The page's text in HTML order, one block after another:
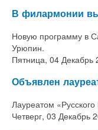
В филармонии
Новую программу в
Урюпин.
Пятница, 04 Декабрь
Объявлен
Лауреатом
Четверг, 03 Декабрь